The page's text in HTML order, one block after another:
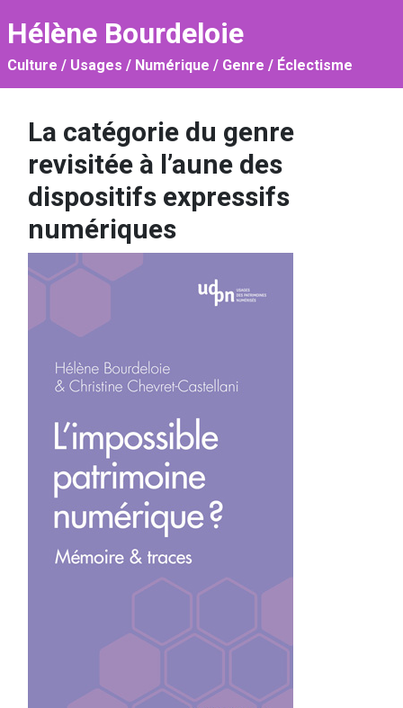
Hélène Bourdeloie
Culture / Usages / Numérique / Genre / Éclectisme
La catégorie du genre
revisitée à l’aune des
dispositifs expressifs
numériques